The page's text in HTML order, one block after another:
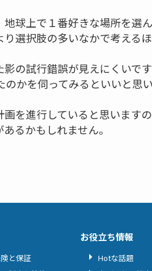
球上で１番好きな場所を選
選択肢の多いなかで考える
の試行錯誤が見えにくいで
かを伺ってみるといいと思
を進行していると思います
るかもしれません。
と保証
お役立ち情報
Hotな話題